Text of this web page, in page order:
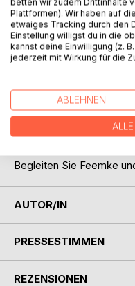
Hintergrund stehen, die
wollen.
Immer mehr erkennen
zu sein, das nur seine
Erfahrungen und
Feemke wandelt sich
Anspruch auf Nachfolge
Was wird aus dem
Begleiten Sie Feemke
AUTOR/IN
PRESSESTIMMEN
REZENSIONEN
betten wir zudem Drittinhalte
Plattformen). Wir haben auf
etwaiges Tracking durch den
Einstellung willigst du in die
kannst deine Einwilligung (z.
jederzeit mit Wirkung für die
ABLEHNEN